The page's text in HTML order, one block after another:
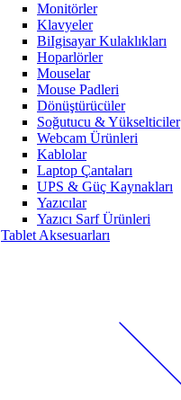
Monitörler
Klavyeler
BiIgisayar Kulaklıkları
Hoparlörler
Mouselar
Mouse Padleri
Dönüştürücüler
Soğutucu & Yükselticiler
Webcam Ürünleri
Kablolar
Laptop Çantaları
UPS & Güç Kaynakları
Yazıcılar
Yazıcı Sarf Ürünleri
Tablet Aksesuarları